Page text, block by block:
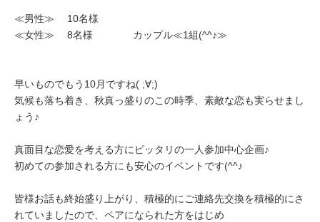
≪男性≫ 10名様
≪女性≫ 8名様 カップル≪1組(^^♪≫
早いものでもう10月ですね( ;∀;)
気候も落ち着き、秋真っ盛りのこの時季、素敵な恋も実らせまし
ょう♪
真面目な恋愛を考える方にピッタリの一人参加中心企画♪
初めての参加される方にも安心のイベントです(^^♪
皆様お話も終始盛り上がり、積極的にご連絡先交換を積極的にさ
れていましたので、ペアになられた方をはじめ